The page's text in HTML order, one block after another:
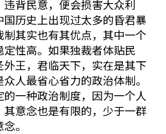
背民意，便会损害大众利
历史上出现过太多的昏君暴
其实也有其优点，其中一个
性高。如果独裁者体贴民
王，君临天下，实在是其下
人最省心省力的政治体制。
一种政治制度，因为一个人
意念也是有限的，少于一群
。